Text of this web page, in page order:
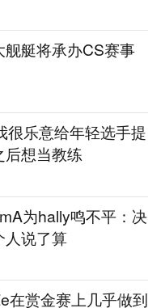
舰艇将承办CS赛事
很乐意给年轻选手提
想当教练
为hally鸣不平：决
人说了算
在赏金赛上几乎做到